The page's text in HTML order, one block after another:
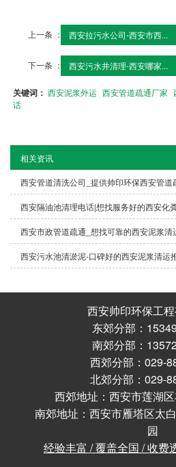
上一条 ： 西安拉污水公司-西安市西...
下一条 ： 西安污水井清理-西安哪家...
关键词：西安泥浆外运 西安管道疏通厂家
话
相关资讯
西安管道清洗公司_提供帅印环保西安管道
西安隔油池清理电话|想找服务好的西安化
西安市政管道疏通_想找可靠的西安泥浆清
西安污水池清淤泥-口碑好的西安泥浆清运
西安帅印环保工
东郊分部：
南郊分部：
西郊分部：029-
北郊分部：029-
西郊地址：西安市莲湖
南郊地址：西安市雁塔区太
园
经验丰富 / 覆盖全国 / 收费